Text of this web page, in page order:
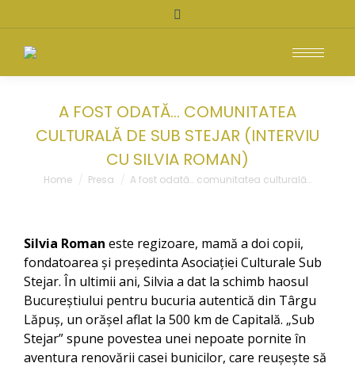
Search:
A FOST ODATĂ… COMUNITATEA
CULTURALĂ DE SUB STEJAR (INTERVIU
CU SILVIA ROMAN)
You are here:
Home Presa A fost odată… comunitatea culturală…
Silvia Roman este regizoare, mamă a doi copii,
fondatoarea și președinta Asociației Culturale Sub
Stejar. În ultimii ani, Silvia a dat la schimb haosul
Bucureștiului pentru bucuria autentică din Târgu
Lăpuș, un orășel aflat la 500 km de Capitală. „Sub
Stejar” spune povestea unei nepoate pornite în
aventura renovării casei bunicilor, care reușește să